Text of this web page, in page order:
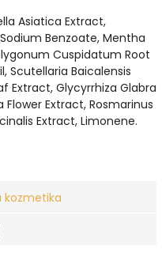
Asiatica Extract,
Benzoate, Mentha
Cuspidatum Root
Scutellaria Baicalensis
Extract, Glycyrrhiza Glabra
Extract, Rosmarinus
Extract, Limonene.
kozmetika